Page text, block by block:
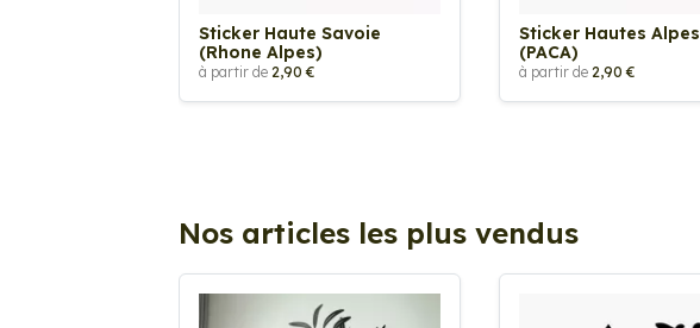
Sticker Haute Savoie
(Rhone Alpes)
à partir de 2,90 €
Sticker Hautes Alpes
(PACA)
à partir de 2,90 €
Nos articles les plus vendus